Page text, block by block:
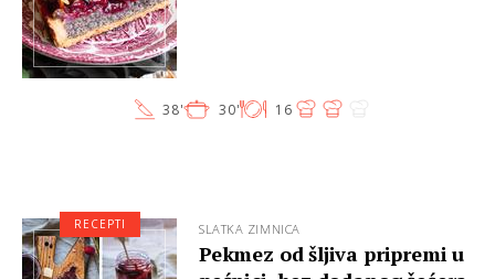
38' 30' 16
SLATKA ZIMNICA
Pekmez od šljiva pripremi u
RECEPTI